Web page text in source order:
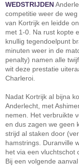
WEDSTRIJDEN
competitie weer de
van Kortrijk en leidde
met 1-0. Na rust kopte
knullig tegendoelpunt
minuten weer in de
penalty) namen alle
wit deze prestatie
Charleroi.
Nadat Kortrijk al bijna
Anderlecht, met
nemen. Het verbruikte
en dus zagen we geen
strijd al staken door
hamstrings. Duranville
het via een vluchtschot
Bij een volgende